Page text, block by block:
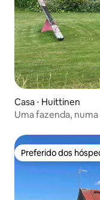
Casa ⋅ Huittinen
Uma fazenda,
Preferido dos
Preferido dos